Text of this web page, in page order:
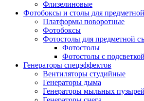
Флизелиновые
Фотобоксы и столы для
Платформы поворотные
Фотобоксы
Фотостолы для предметной
Фотостолы
Фотостолы с подсветкой
Генераторы спецэффектов
Вентиляторы студийные
Генераторы дыма
Генераторы мыльных пузырей